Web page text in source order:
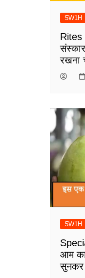
5W1H
Rites
रखना
5W1H
आम
सुनकर